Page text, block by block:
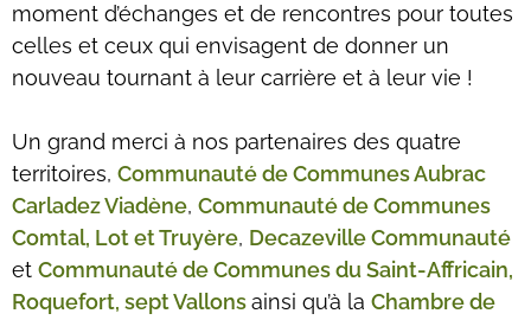
moment d’échanges et de rencontres pour toutes
celles et ceux qui envisagent de donner un
nouveau tournant à leur carrière et à leur vie !
Un grand merci à nos partenaires des quatre
territoires, Communauté de Communes Aubrac
Carladez Viadène, Communauté de Communes
Comtal, Lot et Truyère, Decazeville Communauté
et Communauté de Communes du Saint-Affricain,
Roquefort, sept Vallonsainsi qu’à la Chambre de